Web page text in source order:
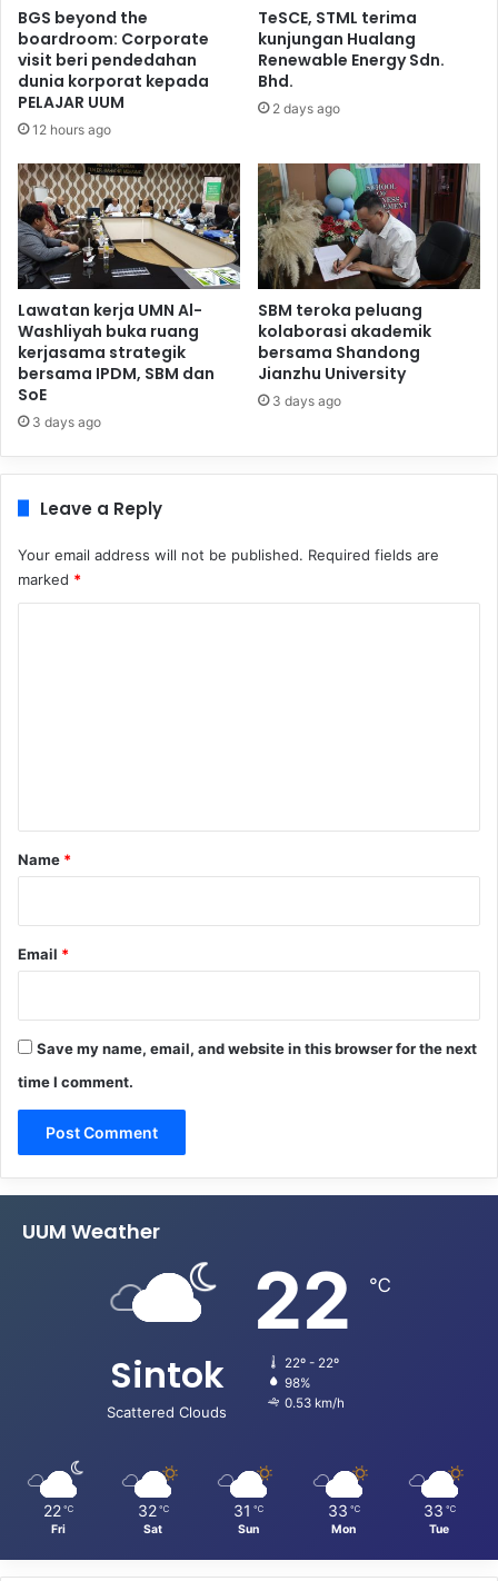
BGS beyond the
boardroom: Corporate
visit beri pendedahan
dunia korporat kepada
PELAJAR UUM
12 hours ago
TeSCE, STML terima
kunjungan Hualang
Renewable Energy Sdn.
Bhd.
2 days ago
Lawatan kerja UMN Al-
Washliyah buka ruang
kerjasama strategik
bersama IPDM, SBM dan
SoE
3 days ago
SBM teroka peluang
kolaborasi akademik
bersama Shandong
Jianzhu University
3 days ago
Leave a Reply
Your email address will not be published. Required fields are
marked *
*
Name *
Email *
Save my name, email, and website in this browser for the next
time I comment.
UUM Weather
Sintok
Scattered Clouds
22 ℃
22º - 22º
98%
0.53 km/h
22 ℃
Fri
32 ℃
Sat
31 ℃
Sun
33 ℃
Mon
33 ℃
Tue